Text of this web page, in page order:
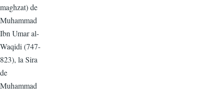
maghzat) de
Muhammad
Ibn Umar al-
Waqidi (747-
823), la Sira
de
Muhammad